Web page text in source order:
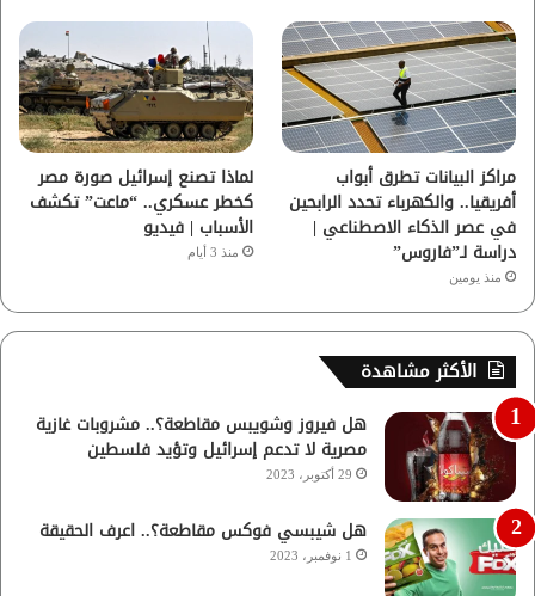
مراكز البيانات تطرق أبواب
أفريقيا.. والكهرباء تحدد الرابحين
في عصر الذكاء الاصطناعي |
دراسة لـ”فاروس”
منذ يومين
لماذا تصنع إسرائيل صورة مصر
كخطر عسكري.. “ماعت” تكشف
الأسباب | فيديو
منذ 3 أيام
الأكثر مشاهدة
هل فيروز وشويبس مقاطعة؟.. مشروبات غازية
مصرية لا تدعم إسرائيل وتؤيد فلسطين
29 أكتوبر، 2023
هل شيبسي فوكس مقاطعة؟.. اعرف الحقيقة
1 نوفمبر، 2023